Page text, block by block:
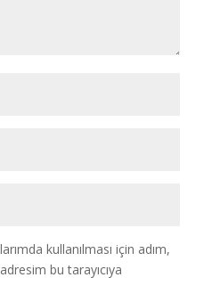
kullanılması için adım,
bu tarayıcıya